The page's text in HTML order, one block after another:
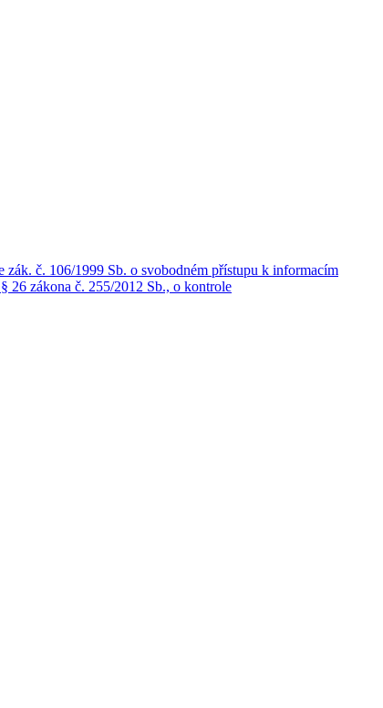
č. 106/1999 Sb. o svobodném přístupu k informacím
26 zákona č. 255/2012 Sb., o kontrole